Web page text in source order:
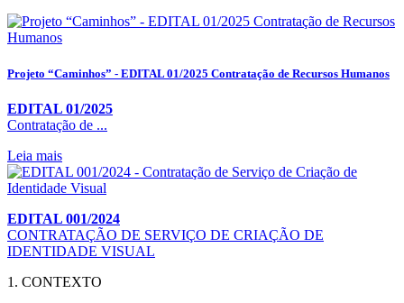
Projeto “Caminhos” - EDITAL 01/2025 Contratação de Recursos Humanos
EDITAL 01/2025
Contratação de ...
Leia mais
EDITAL 001/2024
CONTRATAÇÃO DE SERVIÇO DE CRIAÇÃO DE
IDENTIDADE VISUAL
1. CONTEXTO